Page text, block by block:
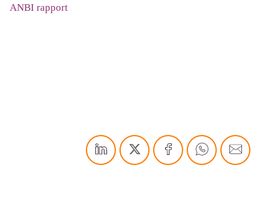
ANBI rapport